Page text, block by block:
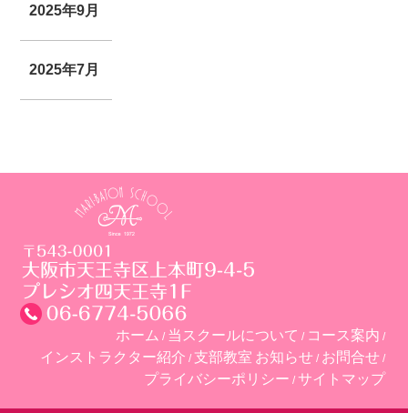
2025年9月
2025年7月
ホーム 当スクールについて
コース案内
インストラクター紹介 支部教室 お知らせ
お問合せ
プライバシーポリシー サイトマップ